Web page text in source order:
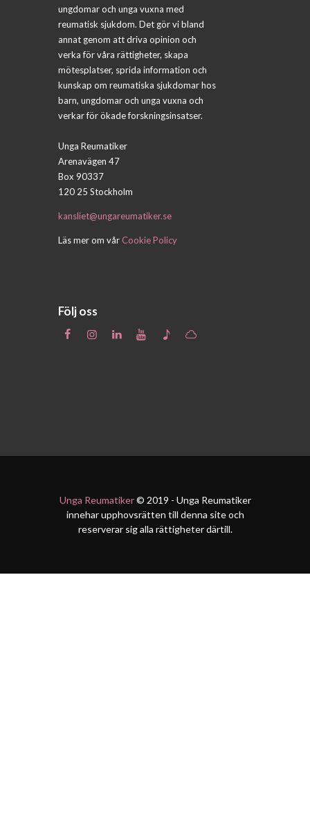
ungdomar och unga vuxna med
reumatisk sjukdom. Det gör vi bland
annat genom att driva opinion och
verka för våra rättigheter, skapa
mötesplatser, sprida information och
kunskap om reumatiska sjukdomar hos
barn, ungdomar och unga vuxna och
verkar för ökade forskningsinsatser.
Unga Reumatiker
Arenavägen 47
Box 90337
120 25 Stockholm
kansliet@ungareumatiker.se
Läs mer om vårCookie Policy
Följ oss
Unga Reumatiker© 2019 - Unga Reumatiker
innehar upphovsrätten till denna site och
reserverar sig alla rättigheter därtill.